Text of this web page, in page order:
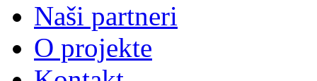
Naši partneri
O projekte